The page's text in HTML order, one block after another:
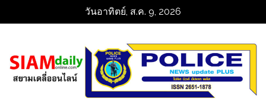
วันอาทิตย์, ส.ค. 9, 2026